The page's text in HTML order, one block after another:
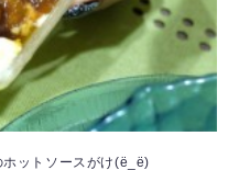
ットソースがけ(ё_ё)